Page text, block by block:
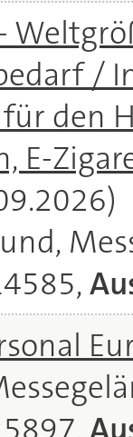
/
für den
E-